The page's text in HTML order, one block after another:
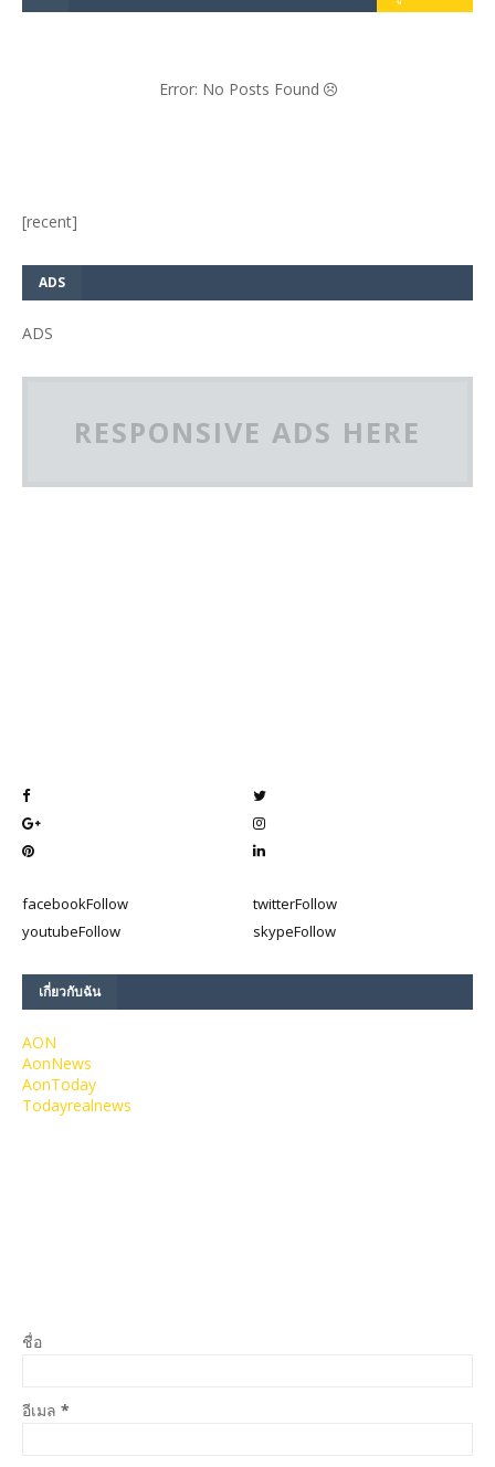
Error: No Posts Found
[recent]
ADS
ADS
RESPONSIVE ADS HERE
facebookFollow twitterFollow
youtubeFollow skypeFollow
เกี่ยวกับฉัน
AON
AonNews
AonToday
Todayrealnews
ชื่อ
อีเมล *